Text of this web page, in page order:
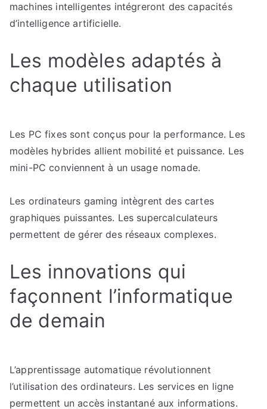
machines intelligentes intégreront des capacités
d’intelligence artificielle.
Les modèles adaptés à
chaque utilisation
Les PC fixes sont conçus pour la performance. Les
modèles hybrides allient mobilité et puissance. Les
mini-PC conviennent à un usage nomade.
Les ordinateurs gaming intègrent des cartes
graphiques puissantes. Les supercalculateurs
permettent de gérer des réseaux complexes.
Les innovations qui
façonnent l’informatique
de demain
L’apprentissage automatique révolutionnent
l’utilisation des ordinateurs. Les services en ligne
permettent un accès instantané aux informations.